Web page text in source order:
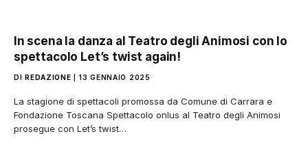
In scena la danza al Teatro degli Animosi con lo
spettacolo Let’s twist again!
DI REDAZIONE 13 GENNAIO 2025
La stagione di spettacoli promossa da Comune di Carrara e
Fondazione Toscana Spettacolo onlus al Teatro degli Animosi
prosegue con Let’s twist…